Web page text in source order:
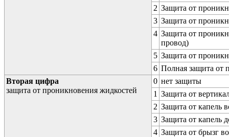
2 Защита от
3 Защита от
4 Защита от
провод)
5 Защита от
6 Полная защита от
Вторая цифра
защита от проникновения жидкостей
0 нет защиты
1 Защита от
2 Защита от капель
3 Защита от капель
4 Защита от брызг